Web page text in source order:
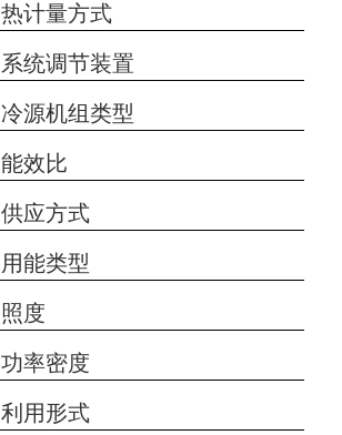
热计量方式
系统调节装置
冷源机组类型
能效比
供应方式
用能类型
照度
功率密度
利用形式